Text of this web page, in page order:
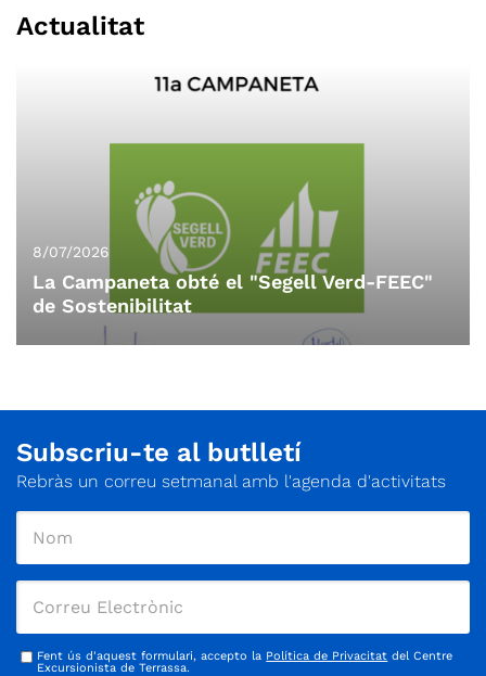
Actualitat
8/07/2026
La Campaneta obté el "Segell Verd-FEEC"
de Sostenibilitat
Subscriu-te al butlletí
Rebràs un correu setmanal amb l'agenda d'activitats
Fent ús d'aquest formulari, accepto la Política de Privacitat del Centre
Excursionista de Terrassa.